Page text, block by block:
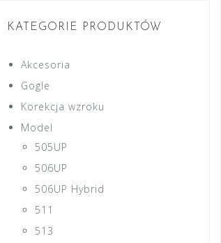
KATEGORIE PRODUKTÓW
Akcesoria
Gogle
Korekcja wzroku
Model
505UP
506UP
506UP Hybrid
511
513